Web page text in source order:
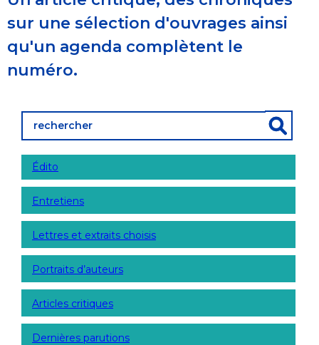
sur une sélection d'ouvrages ainsi
qu'un agenda complètent le
numéro.
Édito
Entretiens
Lettres et extraits choisis
Portraits d’auteurs
Articles critiques
Dernières parutions